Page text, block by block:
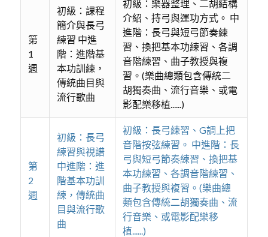
第
1
週
初級：課程
簡介與長弓
練習 中進
階：進階基
本功訓練，
傳統曲目與
流行歌曲
初級：樂器整理、二胡結構
介紹、持弓與運功方式。 中
進階：長弓與短弓節奏練
習、換把基本功練習、各調
音階練習、曲子教授與複
習。(樂曲總類包含傳統二
胡獨奏曲、流行音樂、或電
影配樂移植......)
第
2
週
初級：長弓
練習與視譜
中進階：進
階基本功訓
練，傳統曲
目與流行歌
曲
初級：長弓練習、G調上把
音階按弦練習。 中進階：長
弓與短弓節奏練習、換把基
本功練習、各調音階練習、
曲子教授與複習。(樂曲總
類包含傳統二胡獨奏曲、流
行音樂、或電影配樂移
植......)